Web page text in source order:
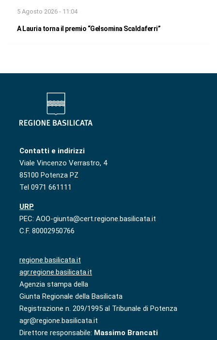
5 Agosto 2026 - 11:04
A Lauria torna il premio “Gelsomina Scaldaferri”
Contatti e indirizzi
Viale Vincenzo Verrastro, 4
85100 Potenza PZ
Tel 0971 661111
URP
PEC: AOO-giunta@cert.regione.basilicata.it
C.F. 80002950766
regione.basilicata.it
agr.regione.basilicata.it
Agenzia stampa della
Giunta Regionale della Basilicata
Registrazione n. 209/1995 al Tribunale di Potenza
agr@regione.basilicata.it
Direttore responsabile: Massimo Brancati